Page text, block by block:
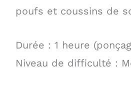
poufs et coussins de
Durée : 1 heure
Niveau de difficulté :